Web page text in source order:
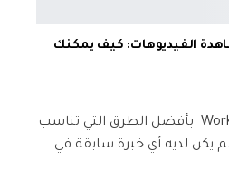
الفيديوهات: كيف يمكنك
الربح من موقع Worker cash بأفضل الطرق التي تناسب
يكن لديه أي خبرة سابقة في